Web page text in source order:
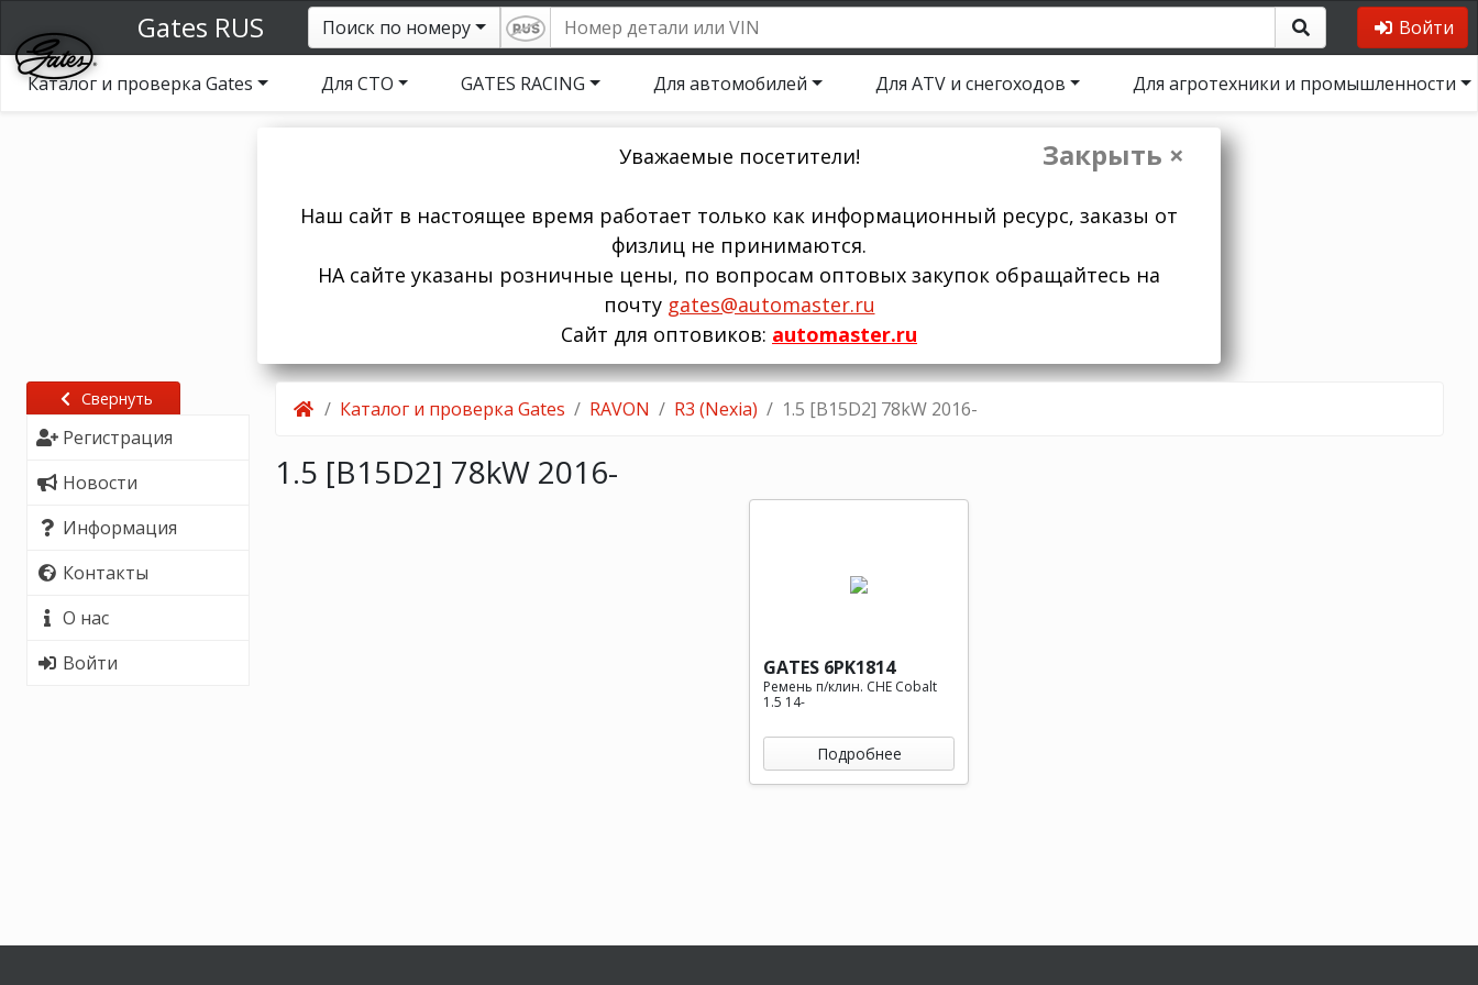
Gates RUS Поиск по номеру Войти
Каталог и проверка Gates Для СТО GATES RACING Для автомобилей Для ATV и снегоходов Для агротехники и промышленности
Закрыть ×
Уважаемые посетители!
Наш сайт в настоящее время работает только как информационный ресурс, заказы от
физлиц не принимаются.
НА сайте указаны розничные цены, по вопросам оптовых закупок обращайтесь на
почту gates@automaster.ru
Сайт для оптовиков: automaster.ru
Свернуть
Регистрация
Новости
Информация
Контакты
О нас
Войти
Каталог и проверка Gates RAVON R3 (Nexia) 1.5 [B15D2] 78kW 2016-
1.5 [B15D2] 78kW 2016-
GATES 6PK1814
Ремень п/клин. CHE Cobalt
1.5 14-
Подробнее